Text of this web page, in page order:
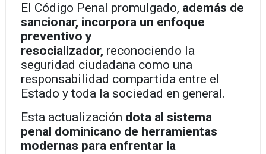
El Código Penal promulgado, además de
sancionar, incorpora un enfoque
preventivo y
resocializador, reconociendo la
seguridad ciudadana como una
responsabilidad compartida entre el
Estado y toda la sociedad en general.
Esta actualización dota al sistema
penal dominicano de herramientas
modernas para enfrentar la